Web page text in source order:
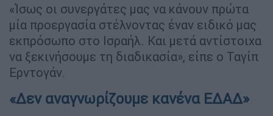
«Ίσως οι συνεργάτες μας να κάνουν πρώτα
μία προεργασία στέλνοντας έναν ειδικό μας
εκπρόσωπο στο Ισραήλ. Και μετά αντίστοιχα
να ξεκινήσουμε τη διαδικασία», είπε ο Ταγίπ
Ερντογάν.
«Δεν αναγνωρίζουμε κανένα ΕΔΑΔ»